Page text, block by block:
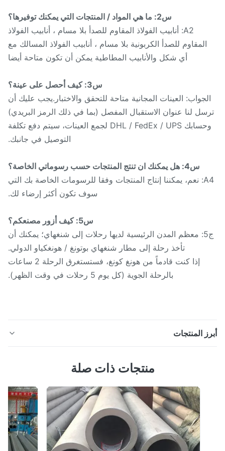
A2: أنابيب الفولاذ المقاوم للصدأ بلا مسام ، أنابيب الفولاذ
المقاوم للصدأ الكربونية بلا مسام ، أنابيب الفولاذ المسالك مع
أي شكل والأنابيب المطاطية يمكن أن تكون متاحة أيضا
العينات المجانية متاحة للتحقق والاختبار.يجب عليك أن
لنا عنوان الاستقبال المفصل (بما في ذلك الرمز البريدي)
وحسابك DHL / FedEx / UPS لجمع العينات، سيتم دفع تكلفة
التوصيل في جانبك.
A4: نعم، يمكننا إنتاج المنتجات وفقا للرسومات الخاصة بك التي
سوف تكون أكثر إرضاء لك.
ج5: معظم المدن الرئيسية لديها رحلات إلى شنغهاي؛ يمكنك أن
تأخذ رحلة إلى مطار شنغهاي بوتونغ / هونغكياو الدولي.
إذا كنت قادماً من هونغ كونغ، فستستغرق الرحلة 2 ساعات
بالرحلة الجوية (كل يوم 5 رحلات في وقت الظهر).
المنتجات
2205 2507 أنابيب الفولاذ المقاوم للصدأ أنبوب الفولاذ المقاوم
واسع في النفط والكيماويات والطبية والغذاء والصناعة
الميكانيكية والأنابيب الصناعية الأخرى والأجزاء
الهيكلية الميكانيكية...
منتجات ذات صلة